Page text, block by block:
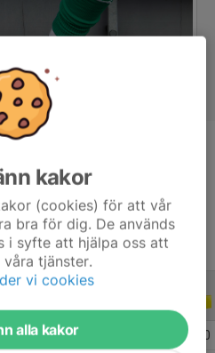
0
kakor
(cookies) för att vår
bra för dig. De används
i syfte att hjälpa oss att
tjänster.
vi cookies
alla kakor